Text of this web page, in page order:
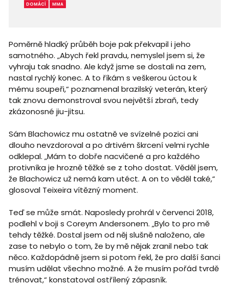
DOMÁCÍ MMA
Poměrně hladký průběh boje pak překvapil i jeho
samotného. „Abych řekl pravdu, nemyslel jsem si, že
vyhraju tak snadno. Ale když jsme se dostali na zem,
nastal rychlý konec. A to říkám s veškerou úctou k
mému soupeři,“ poznamenal brazilský veterán, který
tak znovu demonstroval svou největší zbraň, tedy
zkázonosné jiu-jitsu.
Sám Blachowicz mu ostatně ve svízelné pozici ani
dlouho nevzdoroval a po drtivém škrcení velmi rychle
odklepal. „Mám to dobře nacvičené a pro každého
protivníka je hrozně těžké se z toho dostat. Věděl jsem,
že Blachowicz už nemá kam utéct. A on to věděl také,“
glosoval Teixeira vítězný moment.
Teď se může smát. Naposledy prohrál v červenci 2018,
podlehl v boji s Coreym Andersonem. „Bylo to pro mě
tehdy těžké. Dostal jsem od něj slušně naloženo, ale
zase to nebylo o tom, že by mě nějak zranil nebo tak
něco. Každopádně jsem si potom řekl, že pro další šanci
musím udělat všechno možné. A že musím pořád tvrdě
trénovat,“ konstatoval ostřílený zápasník.